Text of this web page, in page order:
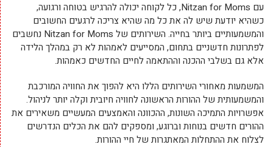
עם Nitzan for Moms, כל לקוחה יכולה להרגיש בטוחה ורגועה,
כשהיא יודעת שיש לה את כל מה שהיא צריכה לרגעים החשובים
והמשמעותיים ביותר בחייה. השירותים של Nitzan for Moms נחשבים
לפתרונות חדשניים בתחום, המסייעים לאמהות לא רק במהלך הלידה
אלא גם בשלבי ההכנה וההתאמה לחיים החדשים כאמהות.
המשמעות מאחורי השירותים הללו היא להפוך את החוויה המורכבת
והמשמעותית של ההורות הראשונה לחוויה חיובית וקלה יותר לניהול.
אפשרויות התמיכה השונות, ההכוונה והאמצעים המעשיים משאירים את
ההורים חדשים בנוחות וברוגע, ומספקים להם את הכלים הנדרשים
לצלוח את ההתחלות המאתגרות של חיי ההורות.